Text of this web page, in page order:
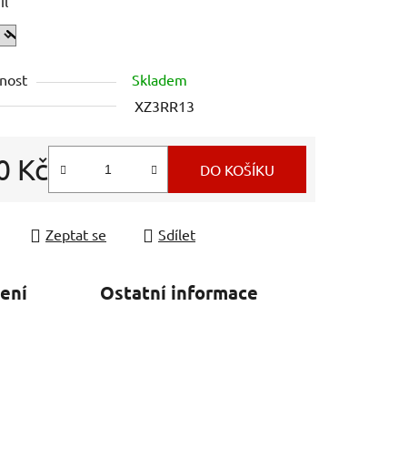
Skladem
XZ3RR13
Kč DO KOŠÍKU
Zeptat se Sdílet
Ostatní informace